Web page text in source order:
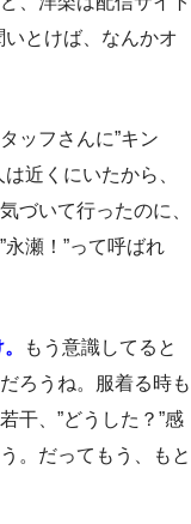
とけば、なんかオ
ッフさんに”キン
近くにいたから、
づいて行ったのに、
瀬！”って呼ばれ
もう意識してると
ろうね。服着る時も
干、”どうした？”感
。だってもう、もと